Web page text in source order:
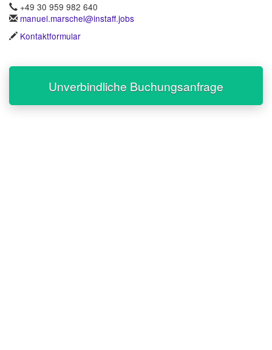
+49 30 959 982 640
manuel.marschel@instaff.jobs
Kontaktformular
Unverbindliche Buchungsanfrage